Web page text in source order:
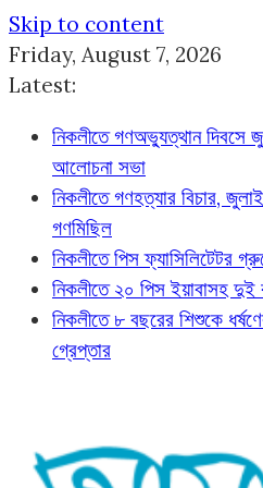
Skip to content
Friday, August 7, 2026
Latest:
নিকলীতে গণঅভ্যুত্থান দিবসে
আলোচনা সভা
নিকলীতে গণহত্যার বিচার,
গণমিছিল
নিকলীতে পিস ফ্যাসিলিটেটর
নিকলীতে ২০ পিস ইয়াবাসহ
নিকলীতে ৮ বছরের শিশুকে
গ্রেপ্তার